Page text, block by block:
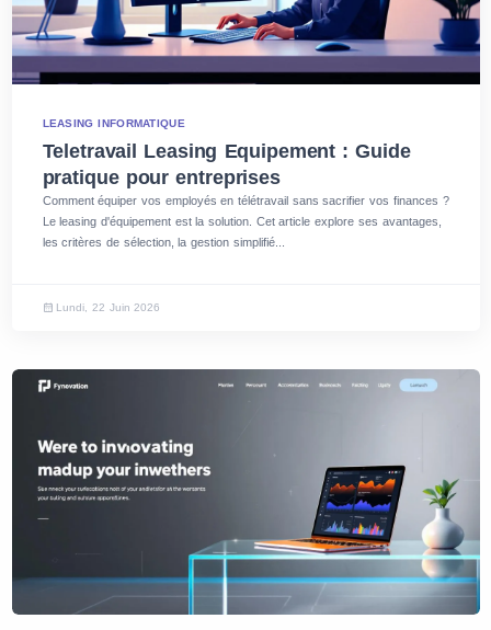
LEASING INFORMATIQUE
Teletravail Leasing Equipement : Guide
pratique pour entreprises
Comment équiper vos employés en télétravail sans sacrifier vos finances ?
Le leasing d'équipement est la solution. Cet article explore ses avantages,
les critères de sélection, la gestion simplifié...
Lundi, 22 Juin 2026